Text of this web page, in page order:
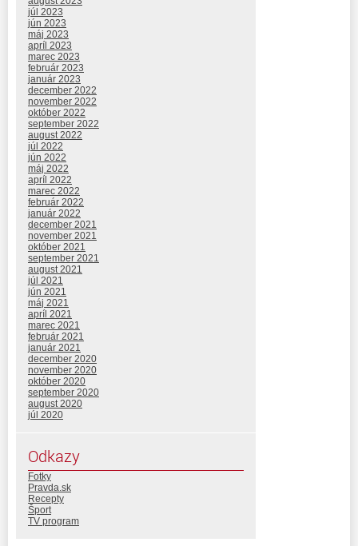
júl 2023
jún 2023
máj 2023
apríl 2023
marec 2023
február 2023
január 2023
december 2022
november 2022
október 2022
september 2022
august 2022
júl 2022
jún 2022
máj 2022
apríl 2022
marec 2022
február 2022
január 2022
december 2021
november 2021
október 2021
september 2021
august 2021
júl 2021
jún 2021
máj 2021
apríl 2021
marec 2021
február 2021
január 2021
december 2020
november 2020
október 2020
september 2020
august 2020
júl 2020
Odkazy
Fotky
Pravda.sk
Recepty
Šport
TV program